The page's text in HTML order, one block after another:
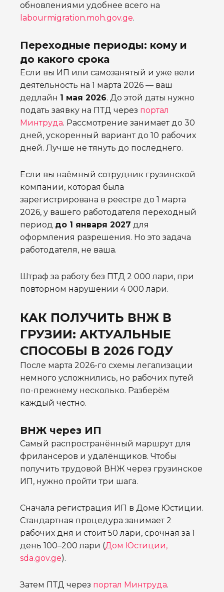
обновлениями удобнее всего на
labourmigration.moh.gov.ge.
Переходные периоды: кому и
до какого срока
Если вы ИП или самозанятый и уже вели
деятельность на 1 марта 2026 — ваш
дедлайн 1 мая 2026. До этой даты нужно
подать заявку на ПТД через портал
Минтруда. Рассмотрение занимает до 30
дней, ускоренный вариант до 10 рабочих
дней. Лучше не тянуть до последнего.
Если вы наёмный сотрудник грузинской
компании, которая была
зарегистрирована в реестре до 1 марта
2026, у вашего работодателя переходный
период до 1 января 2027 для
оформления разрешения. Но это задача
работодателя, не ваша.
Штраф за работу без ПТД 2 000 лари, при
повторном нарушении 4 000 лари.
КАК ПОЛУЧИТЬ ВНЖ В
ГРУЗИИ: АКТУАЛЬНЫЕ
СПОСОБЫ В 2026 ГОДУ
После марта 2026-го схемы легализации
немного усложнились, но рабочих путей
по-прежнему несколько. Разберём
каждый честно.
ВНЖ через ИП
Самый распространённый маршрут для
фрилансеров и удалёнщиков. Чтобы
получить трудовой ВНЖ через грузинское
ИП, нужно пройти три шага.
Сначала регистрация ИП в Доме Юстиции.
Стандартная процедура занимает 2
рабочих дня и стоит 50 лари, срочная за 1
день 100–200 лари (Дом Юстиции,
sda.gov.ge).
Затем ПТД через портал Минтруда.